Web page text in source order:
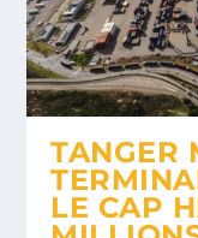
TANGER
LE CAP